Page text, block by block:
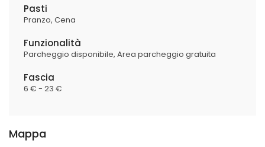
Pasti
Pranzo Cena
Funzionalità
Parcheggio disponibile Area parcheggio gratuita
Fascia
6 € - 23 €
Mappa